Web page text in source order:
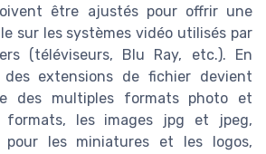
être ajustés pour offrir une
sur les systèmes vidéo utilisés par
(téléviseurs, Blu Ray, etc.). En
extensions de fichier devient
des multiples formats photo et
formats, les images jpg et jpeg,
pour les miniatures et les logos,